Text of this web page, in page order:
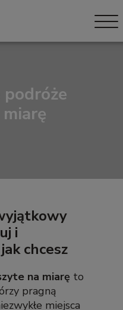
podróże
i
chcesz
na miarę to
pragną
miejsca